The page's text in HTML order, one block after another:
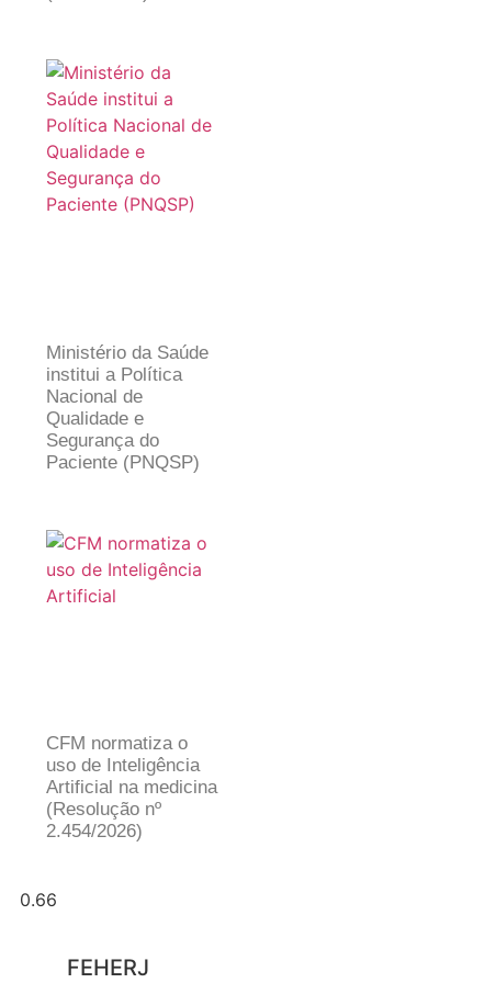
Ministério da Saúde
institui a Política
Nacional de
Qualidade e
Segurança do
Paciente (PNQSP)
CFM normatiza o
uso de Inteligência
Artificial na medicina
(Resolução nº
2.454/2026)
FEHERJ